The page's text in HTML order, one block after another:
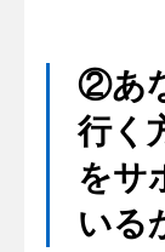
②あ
行く
をサ
いる